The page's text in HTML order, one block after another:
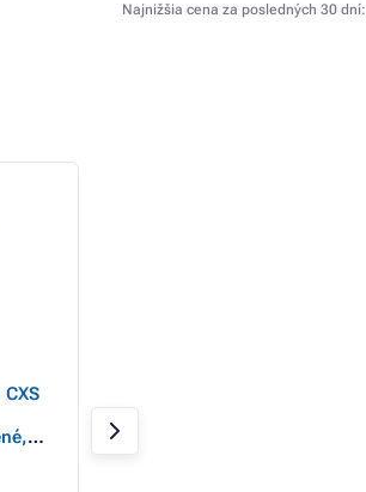
Najnižšia cena za posledných 30 dní:
LUXY JAKUB, zimné,
pánske, modro-čierne,
ve